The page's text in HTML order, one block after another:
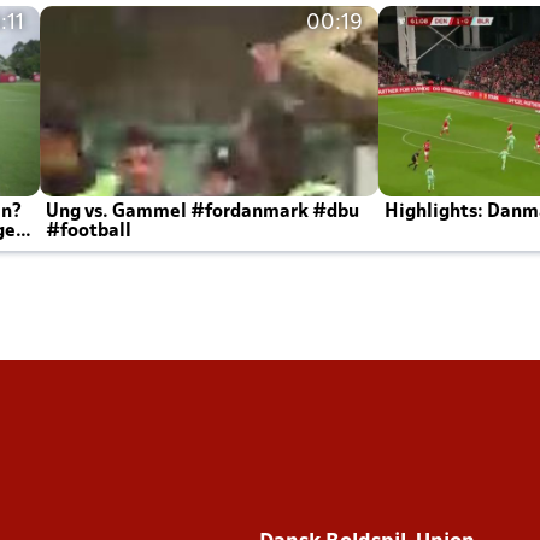
00:19
Ung vs. Gammel #fordanmark #dbu
#football
Highlights: